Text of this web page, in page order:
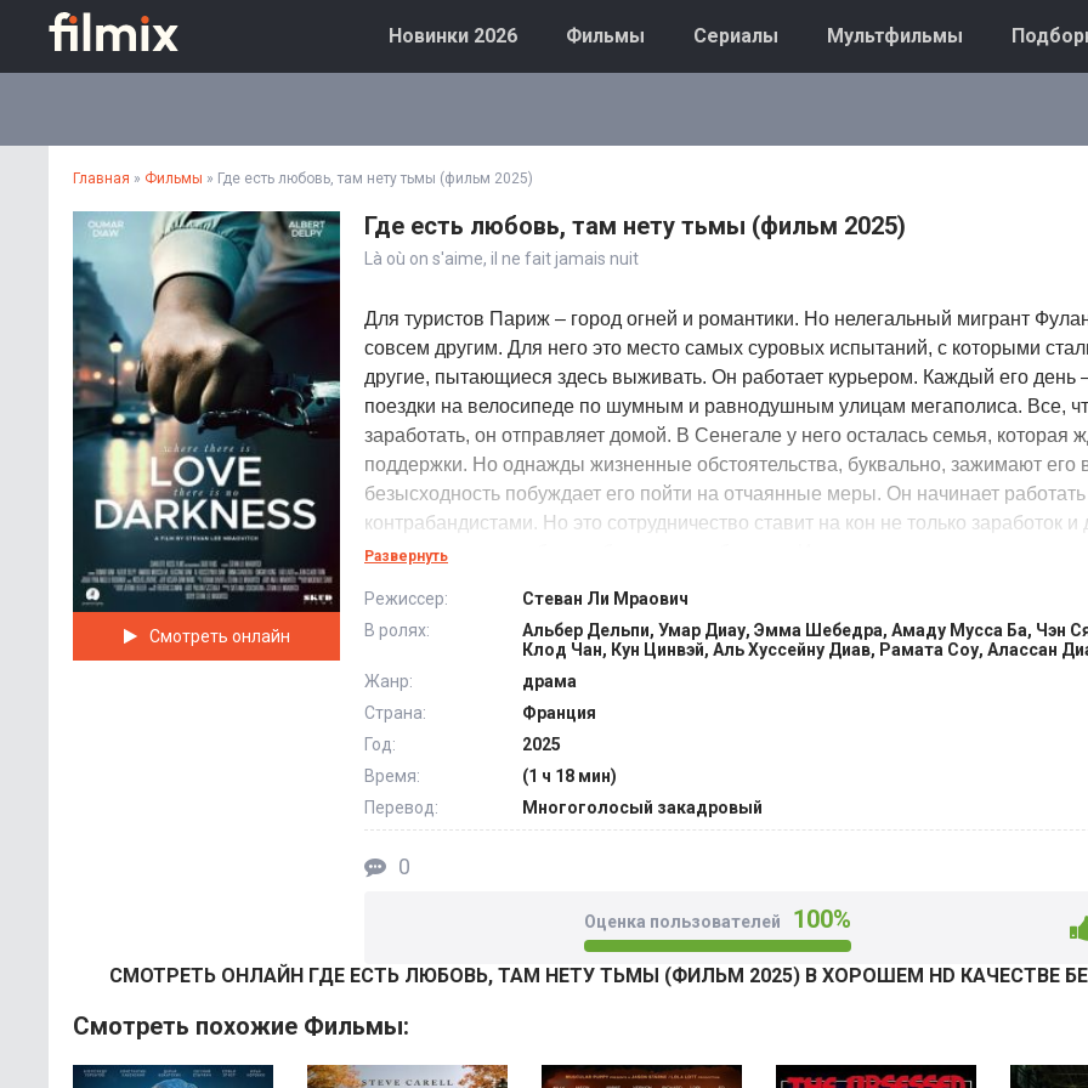
Новинки 2026 Фильмы Сериалы Мультфильмы
Главная » Фильмы » Где есть любовь, там нету тьмы (фильм 2025)
Смотреть онлайн
Где есть любовь, там нету тьмы (фильм 2025)
Là où on s'aime, il ne fait jamais nuit
Для туристов Париж – город огней и романтики. Но нелегальный мигрант
совсем другим. Для него это место самых суровых испытаний, с которыми
другие, пытающиеся здесь выживать. Он работает курьером. Каждый его день
поездки на велосипеде по шумным и равнодушным улицам мегаполиса. Все,
заработать, он отправляет домой. В Сенегале у него осталась семья, которая
поддержки. Но однажды жизненные обстоятельства, буквально, зажимают его
безысходность побуждает его пойти на отчаянные меры. Он начинает работать
контрабандистами. Но это сотрудничество ставит на кон не только заработок и
семьи, но и его свободу, и будущее его близких. И в этом новом для него мире
ему придется любым способом сохранить свою человечность и найти ту самую
вернет ему желание жить и двигаться дальше. @Filmix.fan
Развернуть
Режиссер:
Стеван Ли Мраович
В ролях:
Альбер Дельпи, Умар Диау, Эмма Шебедра, Амаду Мусса Ба, Чэн
Клод Чан, Кун Цинвэй, Аль Хуссейну Диав, Рамата Соу, Алассан
Жанр:
драма
Страна:
Франция
Год:
2025
Время:
(1 ч 18 мин)
Перевод:
Многоголосый закадровый
0
Оценка пользователей 100%
СМОТРEТЬ ОНЛАЙН ГДЕ ЕСТЬ ЛЮБОВЬ, ТАМ НЕТУ ТЬМЫ (ФИЛЬМ 2025) В ХОРОШЕМ HD КАЧЕСТВЕ
Смотреть похожие Фильмы: